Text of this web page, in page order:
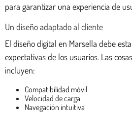
para garantizar una experiencia de
Un diseño adaptado al cliente
El diseño digital en Marsella debe
expectativas de los usuarios. Las
incluyen:
Compatibilidad móvil
Velocidad de carga
Navegación intuitiva